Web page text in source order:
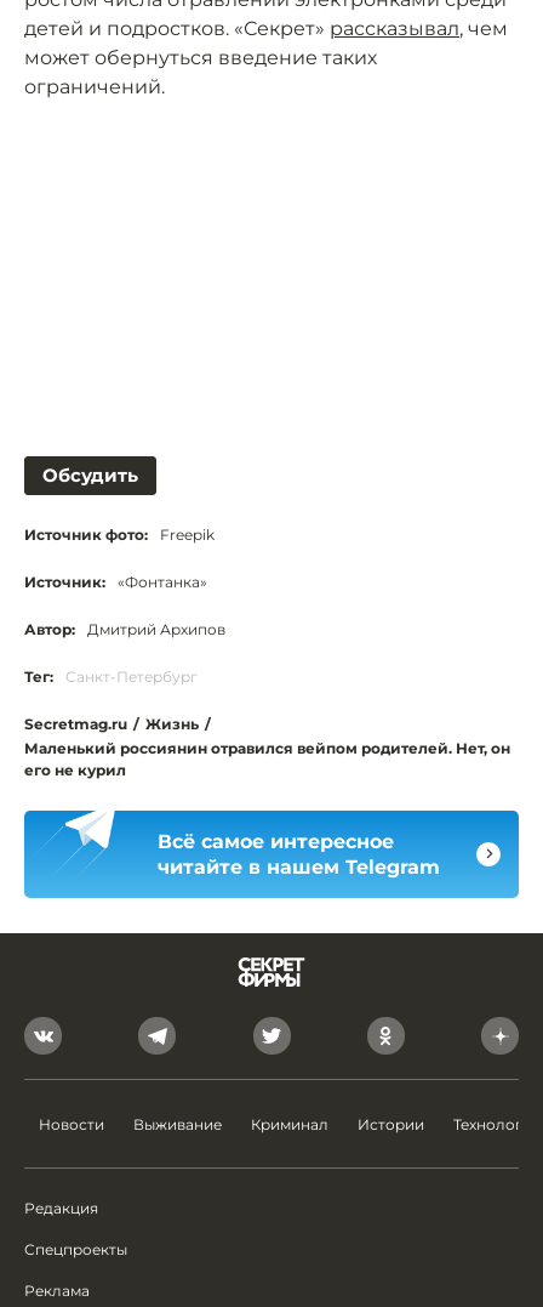
детей и подростков. «Секрет» рассказывал, чем
может обернуться введение таких
ограничений.
Обсудить
Источник фото: Freepik
Источник: «Фонтанка»
Автор: Дмитрий Архипов
Тег: Санкт-Петербург
Secretmag.ru / Жизнь /
Маленький россиянин отравился вейпом родителей. Нет, он
его не курил
Всё самое интересное
читайте в нашем Telegram
Новости Выживание Криминал Истории Технологии
Редакция
Спецпроекты
Реклама